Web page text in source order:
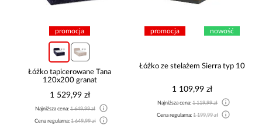
promocja
Łóżko tapicerowane Tana
120x200 granat
1 529,99 zł
Najniższa cena: 1 649,99 zł
Cena regularna: 1 649,99 zł
promocja nowość
Łóżko ze stelażem Sierra typ 10
1 109,99 zł
Najniższa cena:1 119,99 zł
Cena regularna:1 199,99 zł